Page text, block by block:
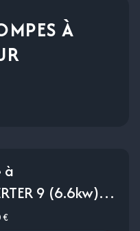
À
à
9 (6.6kw) +
installation
€